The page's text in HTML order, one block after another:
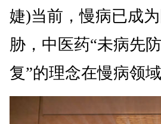
婕)当前，慢病已成
胁，中医药“未病先
复”的理念在慢病领